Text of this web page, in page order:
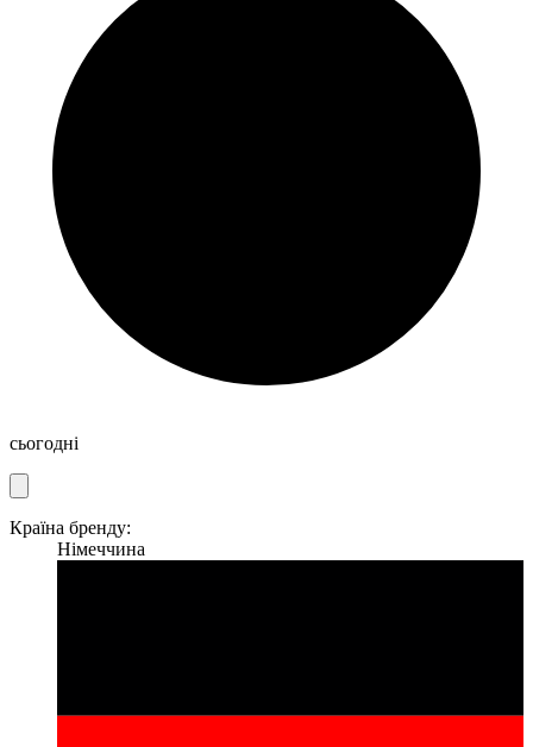
сьогодні
Країна бренду:
Німеччина